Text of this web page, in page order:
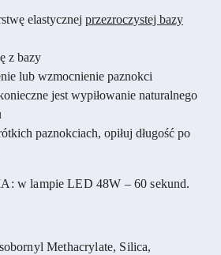
elastycznej przezroczystej bazy
z bazy
lub wzmocnienie paznokci
jest wypiłowanie naturalnego
paznokciach, opiłuj długość po
w lampie LED 48W – 60 sekund.
Methacrylate, Silica,